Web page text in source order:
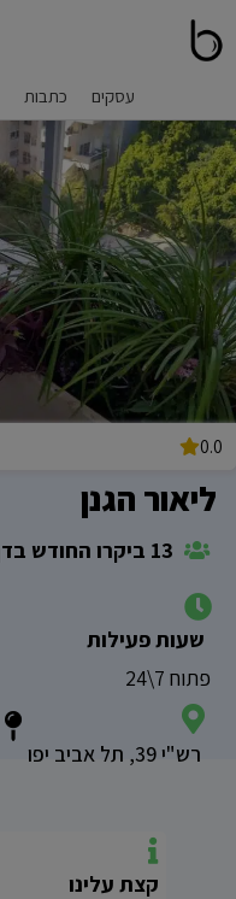
עסקים כתבות
0.0
ליאור הגנן
שעות פעילות
פתוח 7\24
רש"י 39, תל אביב יפו
קצת עלינו